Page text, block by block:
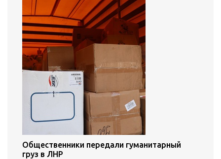
Общественники передали гуманитарный
груз в ЛНР